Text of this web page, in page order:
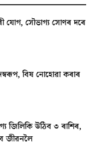
যোগ, সৌভাগ্য সোণৰ দৰে
বিষ নোহোৱা কৰাৰ
জিলিকি উঠিব ৩ ৰাশিৰ,
জীৱনলৈ